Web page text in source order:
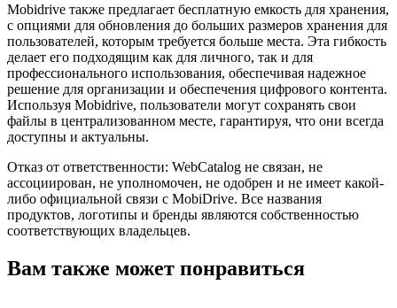
Mobidrive также предлагает бесплатную емкость для хранения,
с опциями для обновления до больших размеров хранения для
пользователей, которым требуется больше места. Эта гибкость
делает его подходящим как для личного, так и для
профессионального использования, обеспечивая надежное
решение для организации и обеспечения цифрового контента.
Используя Mobidrive, пользователи могут сохранять свои
файлы в централизованном месте, гарантируя, что они всегда
доступны и актуальны.
Отказ от ответственности: WebCatalog не связан, не
ассоциирован, не уполномочен, не одобрен и не имеет какой-
либо официальной связи с MobiDrive. Все названия
продуктов, логотипы и бренды являются собственностью
соответствующих владельцев.
Вам также может понравиться